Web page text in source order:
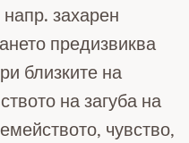
захарен
предизвиква
близките на
на загуба на
чувство,